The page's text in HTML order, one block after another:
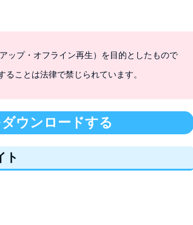
ップ・オフライン再生）を目的としたもので
ことは法律で禁じられています。
ウンロードする
ト